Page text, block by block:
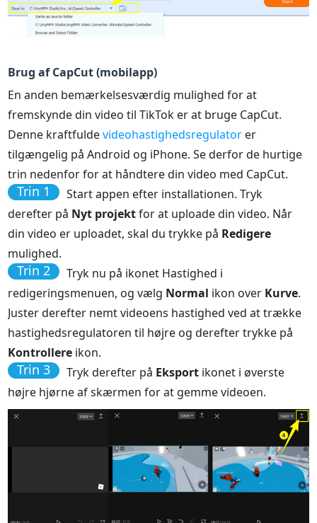
Brug af CapCut (mobilapp)
En anden bemærkelsesværdig mulighed for at
fremskynde din video til TikTok er at bruge CapCut.
Denne kraftfuldevideohastighedsregulator er
tilgængelig på Android og iPhone. Se derfor de hurtige
trin nedenfor for at håndtere din video med CapCut.
Trin 1
Start appen efter installationen. Tryk
derefter på Nyt projektfor at uploade din video. Når
din video er uploadet, skal du trykke på Redigere
mulighed.
Trin 2
Tryk nu på ikonet Hastighed i
redigeringsmenuen, og vælg Normal ikon over Kurve.
Juster derefter nemt videoens hastighed ved at trække
hastighedsregulatoren til højre og derefter trykke på
Kontrollere ikon.
Trin 3 Tryk derefter på Eksport ikonet i øverste
højre hjørne af skærmen for at gemme videoen.